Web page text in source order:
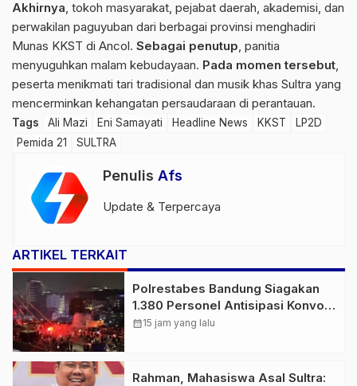
Akhirnya, tokoh masyarakat, pejabat daerah, akademisi, dan
perwakilan paguyuban dari berbagai provinsi menghadiri
Munas KKST di Ancol. Sebagai penutup, panitia
menyuguhkan malam kebudayaan. Pada momen tersebut,
peserta menikmati tari tradisional dan musik khas Sultra yang
mencerminkan kehangatan persaudaraan di perantauan.
Tags Ali Mazi Eni Samayati Headline News KKST
LP2D
Pemida 21
SULTRA
Penulis Afs
Update & Terpercaya
ARTIKEL TERKAIT
Polrestabes Bandung Siagakan
1.380 Personel Antisipasi Konvoi
Bobotoh Usai Final Piala Presiden
calendar_month15 jam yang lalu
Rahman, Mahasiswa Asal Sultra: